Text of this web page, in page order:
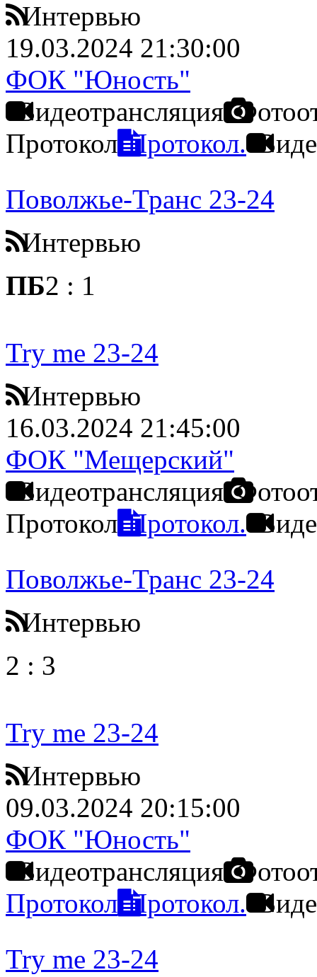
Интервью
19.03.2024 21:30:00
ФОК "Юность"
Видеотрансляция
Протокол Протокол.
Поволжье-Транс 23-24
Интервью
ПБ2 : 1
Try me 23-24
Интервью
16.03.2024 21:45:00
ФОК "Мещерский"
Видеотрансляция
Протокол Протокол.
Поволжье-Транс 23-24
Интервью
2 : 3
Try me 23-24
Интервью
09.03.2024 20:15:00
ФОК "Юность"
Видеотрансляция
Протокол Протокол.
Try me 23-24